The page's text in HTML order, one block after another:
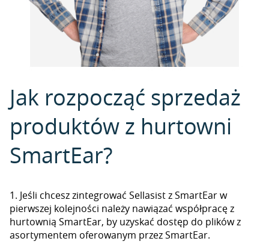
Jak rozpocząć sprzedaż
produktów z hurtowni
SmartEar?
1. Jeśli chcesz zintegrować Sellasist z SmartEar w
pierwszej kolejności należy nawiązać współpracę z
hurtownią SmartEar, by uzyskać dostęp do plików z
asortymentem oferowanym przez SmartEar.